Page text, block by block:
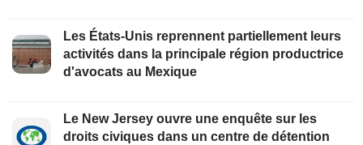
Les États-Unis reprennent partiellement leurs
activités dans la principale région productrice
d'avocats au Mexique
Le New Jersey ouvre une enquête sur les
droits civiques dans un centre de détention